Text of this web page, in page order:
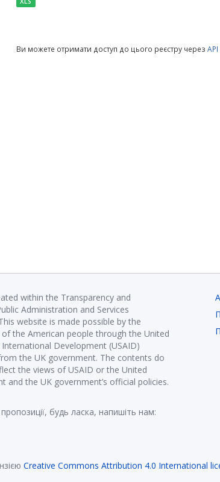
Ви можете отримати доступ до цього реєстру через API
within the Transparency and
Administration and Services
website is made possible by the
the American people through the United
Development (USAID)
the UK government. The contents do
the views of USAID or the United
and the UK government’s official policies.
будь ласка, напишіть нам:
Creative Commons Attribution 4.0 International